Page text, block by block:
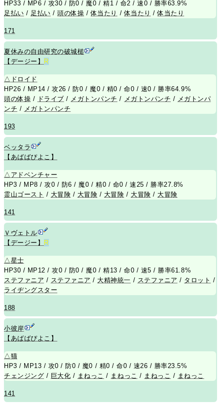
HP33 / MP6 / 攻30 / 防0 / 魔0 / 精1 / 命2 / 速0 / 勝率63.9%
足払い / 足払い /頭の体操 /体当たり /体当たり /体当たり
171
夏休みの自由研究の破城槌
【デージー】
R
△ ドロイド
HP26 / MP14 / 攻26 / 防0 / 魔0 / 精0 / 命0 / 速0 / 勝率64.9%
頭の体操 / ドライブ / メガトンパンチ / メガトンパンチ / メガトンパ
ンチ / メガトンパンチ
193
ベッタラ
【あばばぴよこ】
△ アドベンチャー
HP3 / MP8 / 攻0 / 防6 / 魔0 / 精0 / 命0 / 速25 / 勝率27.8%
霊山ゴースト / 大冒険 / 大冒険 / 大冒険 / 大冒険 / 大冒険
141
Ｖヴェトル
【デージー】 R
△ 星士
HP30 / MP12 / 攻0 / 防0 / 魔0 / 精13 / 命0 / 速5 / 勝率61.8%
ステファニア / ステファニア / 大精神統一 / ステファニア / タロット /
ライヂングスター
188
小彼岸
【あばばぴよこ】
△ 猫
HP3 / MP13 / 攻0 / 防0 / 魔0 / 精0 / 命0 / 速26 / 勝率23.5%
チェンジング / 巨大化 / まねっこ / まねっこ / まねっこ / まねっこ
141